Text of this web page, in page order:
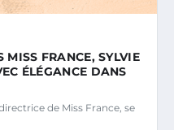
MISS FRANCE, SYLVIE
ÉLÉGANCE DANS
de Miss France, se